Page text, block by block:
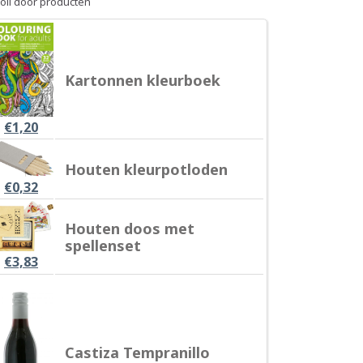
€1,20
Kartonnen kleurboek
€0,32
Houten kleurpotloden
€3,83
Houten doos met
spellenset
Castiza Tempranillo